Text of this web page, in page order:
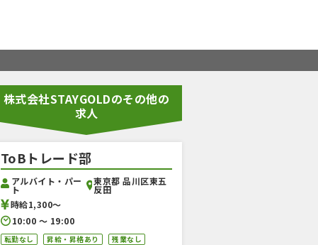
株式会社STAYGOLDのその他の
求人
ToBトレード部
アルバイト・パー
ト
時給1,300〜
10:00 〜 19:00
東京都 品川区東五
反田
転勤なし 昇給・昇格あり
残業なし